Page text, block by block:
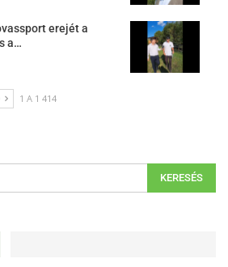
erejét a
a…
1 A 1 414